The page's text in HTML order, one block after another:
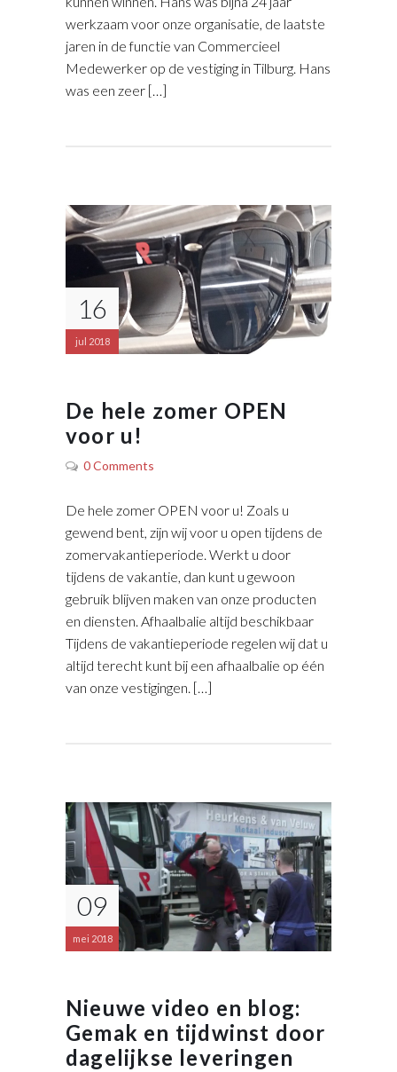
werkzaam voor onze organisatie, de laatste
jaren in de functie van Commercieel
Medewerker op de vestiging in Tilburg. Hans
was een zeer […]
16
jul 2018
De hele zomer OPEN
voor u!
0 Comments
De hele zomer OPEN voor u! Zoals u
gewend bent, zijn wij voor u open tijdens de
zomervakantieperiode. Werkt u door
tijdens de vakantie, dan kunt u gewoon
gebruik blijven maken van onze producten
en diensten. Afhaalbalie altijd beschikbaar
Tijdens de vakantieperiode regelen wij dat u
altijd terecht kunt bij een afhaalbalie op één
van onze vestigingen. […]
09
mei 2018
Nieuwe video en blog:
Gemak en tijdwinst door
dagelijkse leveringen